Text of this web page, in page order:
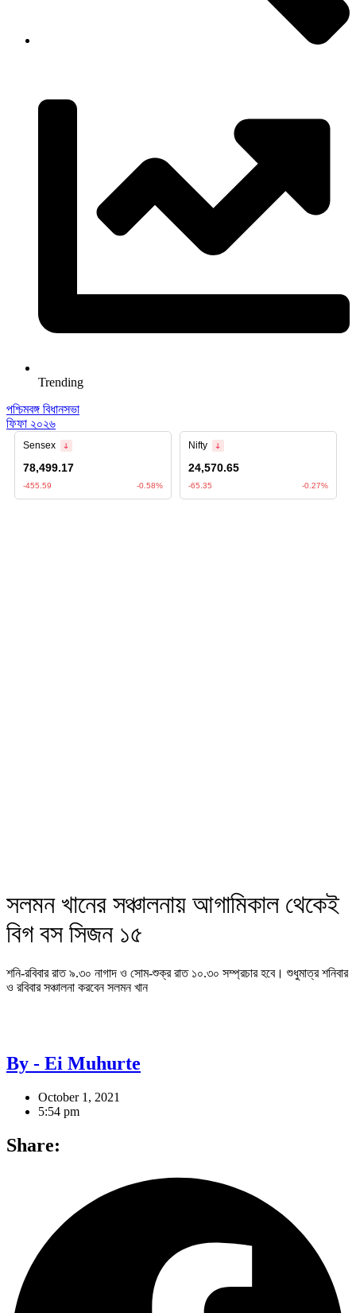
Trending
পশ্চিমবঙ্গ বিধানসভা
ফিফা ২০২৬
সলমন খানের সঞ্চালনায় আগামিকাল থেকেই
বিগ বস সিজন ১৫
শনি-রবিবার রাত ৯.৩০ নাগাদ ও সোম-শুক্র রাত ১০.৩০ সম্প্রচার হবে। শুধুমাত্র শনিবার
ও রবিবার সঞ্চালনা করবেন সলমন খান
By - Ei Muhurte
October 1, 2021
5:54 pm
Share: